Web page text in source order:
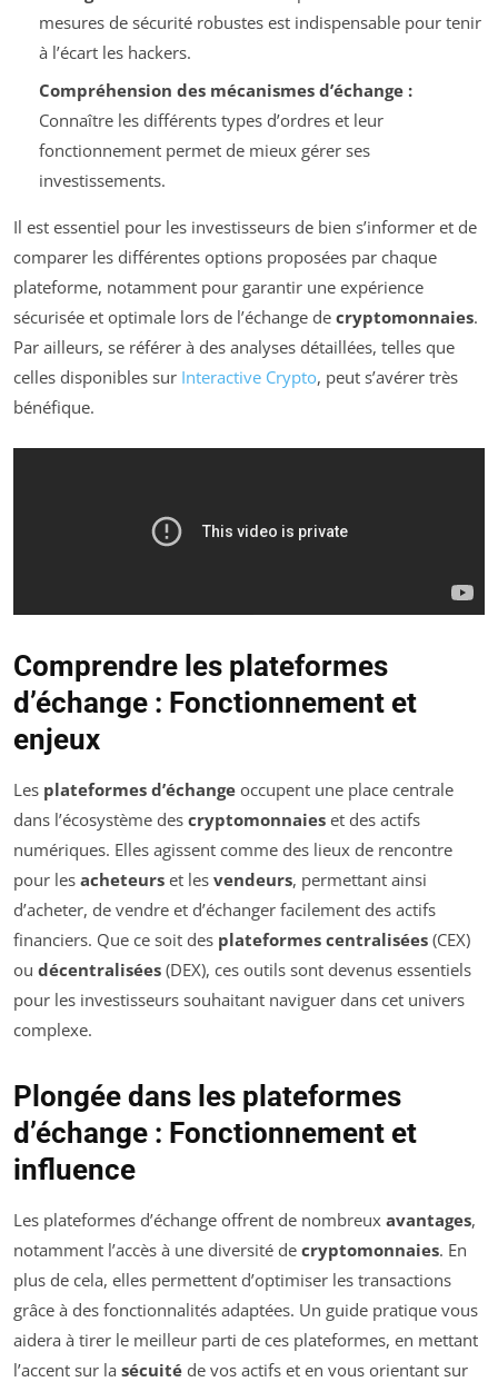
mesures de sécurité robustes est indispensable pour tenir
à l’écart les hackers.
Compréhension des mécanismes d’échange :
Connaître les différents types d’ordres et leur
fonctionnement permet de mieux gérer ses
investissements.
Il est essentiel pour les investisseurs de bien s’informer et de
comparer les différentes options proposées par chaque
plateforme, notamment pour garantir une expérience
sécurisée et optimale lors de l’échange de cryptomonnaies.
Par ailleurs, se référer à des analyses détaillées, telles que
celles disponibles sur Interactive Crypto, peut s’avérer très
bénéfique.
Comprendre les plateformes
d’échange : Fonctionnement et
enjeux
Les plateformes d’échange occupent une place centrale
dans l’écosystème des cryptomonnaies et des actifs
numériques. Elles agissent comme des lieux de rencontre
pour les acheteurs et les vendeurs, permettant ainsi
d’acheter, de vendre et d’échanger facilement des actifs
financiers. Que ce soit des plateformes centralisées (CEX)
ou décentralisées (DEX), ces outils sont devenus essentiels
pour les investisseurs souhaitant naviguer dans cet univers
complexe.
Plongée dans les plateformes
d’échange : Fonctionnement et
influence
Les plateformes d’échange offrent de nombreux avantages,
notamment l’accès à une diversité de cryptomonnaies. En
plus de cela, elles permettent d’optimiser les transactions
grâce à des fonctionnalités adaptées. Un guide pratique vous
aidera à tirer le meilleur parti de ces plateformes, en mettant
l’accent sur la sécuité de vos actifs et en vous orientant sur